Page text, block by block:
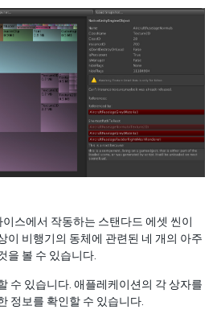
스에서 작동하는 스탠다드 에셋 씬이
이 비행기의 동체에 관련된 네 개의 아주
을 볼 수 있습니다.
수 있습니다. 애플레케이션의 각 상자를
정보를 확인할 수 있습니다.